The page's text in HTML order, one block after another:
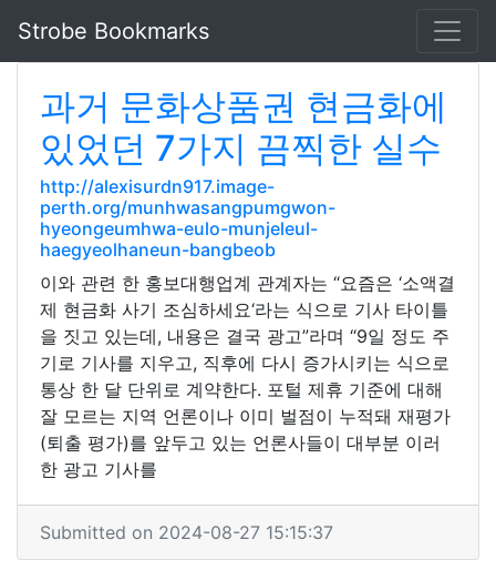
Strobe Bookmarks
과거 문화상품권 현금화에
있었던 7가지 끔찍한 실수
http://alexisurdn917.image-
perth.org/munhwasangpumgwon-
hyeongeumhwa-eulo-munjeleul-
haegyeolhaneun-bangbeob
이와 관련 한 홍보대행업계 관계자는 “요즘은 ‘소액결
제 현금화 사기 조심하세요‘라는 식으로 기사 타이틀
을 짓고 있는데, 내용은 결국 광고”라며 “9일 정도 주
기로 기사를 지우고, 직후에 다시 증가시키는 식으로
통상 한 달 단위로 계약한다. 포털 제휴 기준에 대해
잘 모르는 지역 언론이나 이미 벌점이 누적돼 재평가
(퇴출 평가)를 앞두고 있는 언론사들이 대부분 이러
한 광고 기사를
Submitted on 2024-08-27 15:15:37